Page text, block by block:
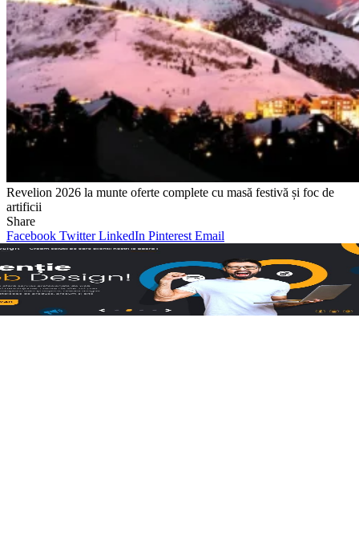
Revelion 2026 la munte oferte complete cu masă festivă și foc de
artificii
Share
Facebook Twitter LinkedIn Pinterest Email